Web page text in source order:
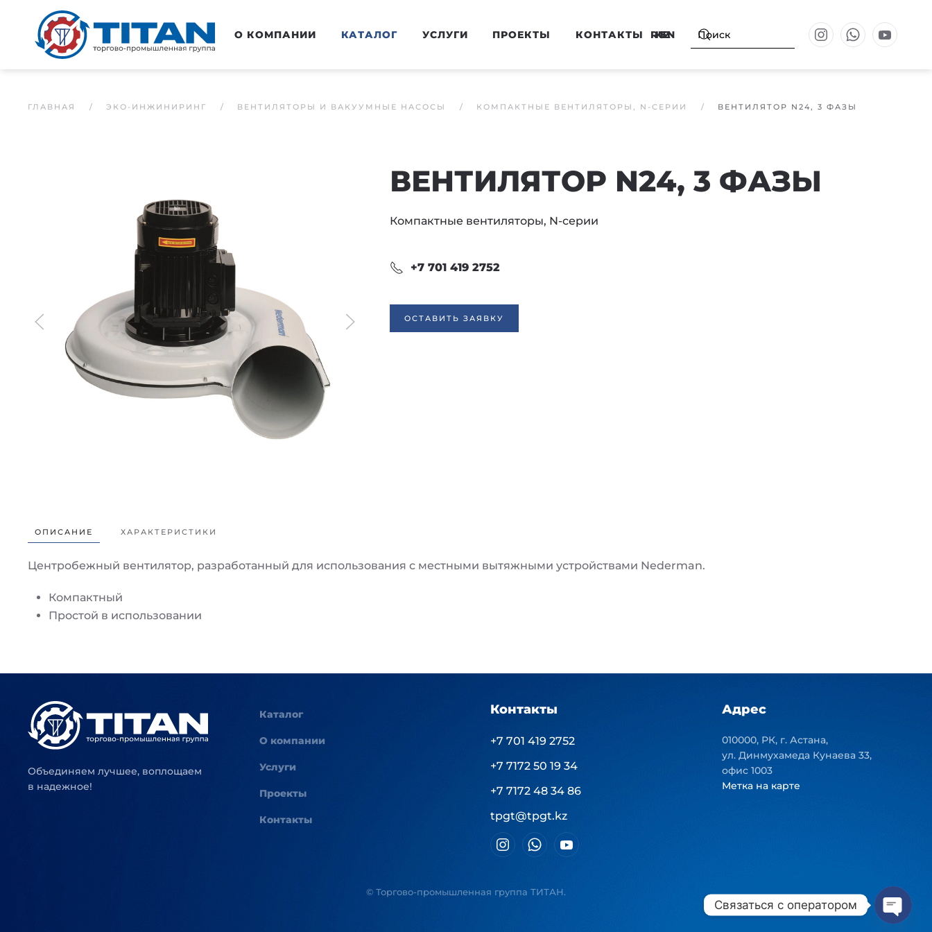
Перейти к основному содержанию О КОМПАНИИ КАТАЛОГ УСЛУГИ ПРОЕКТЫ КОНТАКТЫ RU
KZ
EN
ГЛАВНАЯ ЭКО-ИНЖИНИРИНГ ВЕНТИЛЯТОРЫ И ВАКУУМНЫЕ НАСОСЫ КОМПАКТНЫЕ ВЕНТИЛЯТОРЫ, N-СЕРИИ ВЕНТИЛЯТОР N24, 3 ФАЗЫ
ВЕНТИЛЯТОР N24, 3 ФАЗЫ
Компактные вентиляторы, N-серии
+7 701 419 2752
ОСТАВИТЬ ЗАЯВКУ
ОПИСАНИЕ ХАРАКТЕРИСТИКИ
Центробежный вентилятор, разработанный для использования с местными вытяжными устройствами Nederman.
Компактный
Простой в использовании
Объединяем лучшее, воплощаем
в надежное!
Каталог
О компании
Услуги
Проекты
Контакты
Контакты
+7 701 419 2752
+7 7172 50 19 34
+7 7172 48 34 86
tpgt@tpgt.kz
Адрес
010000, РК, г. Астана,
ул. Динмухамеда Кунаева 33,
офис 1003
Метка на карте
© Торгово-промышленная группа ТИТАН.
Связаться с оператором